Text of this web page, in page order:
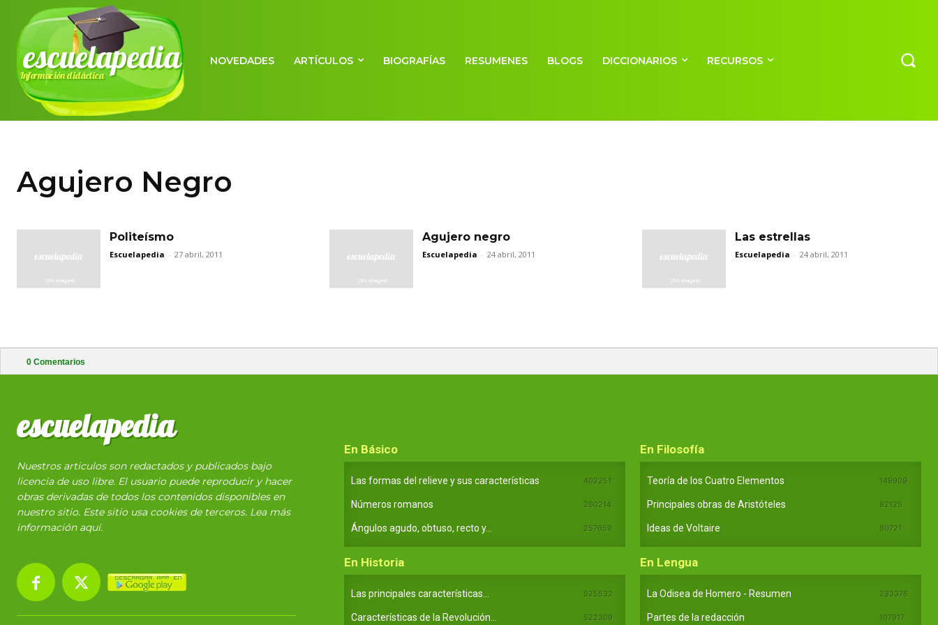
escuelapedia
Información didáctica
NOVEDADES ARTÍCULOS BIOGRAFÍAS RESUMENES BLOGS DICCIONARIOS RECURSOS
Agujero Negro
Politeísmo
Escuelapedia - 27 abril, 2011
Agujero negro
Escuelapedia - 24 abril, 2011
Las estrellas
Escuelapedia - 24 abril, 2011
0 Comentarios
escuelapedia
Nuestros articulos son redactados y publicados bajo
licencia de uso libre. El usuario puede reproducir y hacer
obras derivadas de todos los contenidos disponibles en
nuestro sitio. Este sitio usa cookies de terceros. Lea más
información aquí.
En Básico
Las formas del relieve y sus características 402251
Números romanos 260214
Ángulos agudo, obtuso, recto y... 257659
En Filosofía
Teoría de los Cuatro Elementos 149909
Principales obras de Aristóteles 82125
Ideas de Voltaire 80721
En Historia
Las principales características... 525532
Características de la Revolución... 522309
En Lengua
La Odisea de Homero - Resumen 233376
Partes de la redacción 107917